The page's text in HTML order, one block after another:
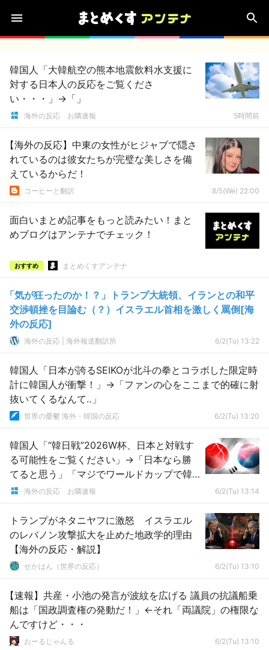
韓国人「大韓航空の熊本地震飲料水支援に
対する日本人の反応をご覧くださ
い・・・」→「」
海外の反応 お隣速報 5時間前
【海外の反応】中東の女性がヒジャブで隠さ
れているのは彼女たちが完璧な美しさを備
えているからだ！
コーヒーと翻訳 8/5(We) 22:00
面白いまとめ記事をもっと読みたい！まと
めブログはアンテナでチェック！
おすすめ まとめくすアンテナ
「気が狂ったのか！？」トランプ大統領、イランとの和平
交渉頓挫を目論む（？）イスラエル首相を激しく罵倒[海
外の反応]
海外の反応 | 海外報道翻訳所 6/2(Tu) 13:22
韓国人「日本が誇るSEIKOが北斗の拳とコラボした限定時
計に韓国人が衝撃！」→「ファンの心をここまで的確に射
抜いてくるなんて‥」
世界の憂鬱 海外・韓国の反応 6/2(Tu) 13:20
韓国人「“韓日戦”2026W杯、日本と対戦す
る可能性をご覧ください」→「日本なら勝
てると思う」「マジでワールドカップで韓
日戦をやったら史上最高だ」
海外の反応 お隣速報 6/2(Tu) 13:14
トランプがネタニヤフに激怒 イスラエル
のレバノン攻撃拡大を止めた地政学的理由
【海外の反応・解説】
せかはん（世界の反応） 6/2(Tu) 13:10
【速報】共産・小池の発言が波紋を広げる 議員の抗議船乗
船は「国政調査権の発動だ！」←それ「両議院」の権限な
んですけど・・・
おーるじゃんる 6/2(Tu) 13:10